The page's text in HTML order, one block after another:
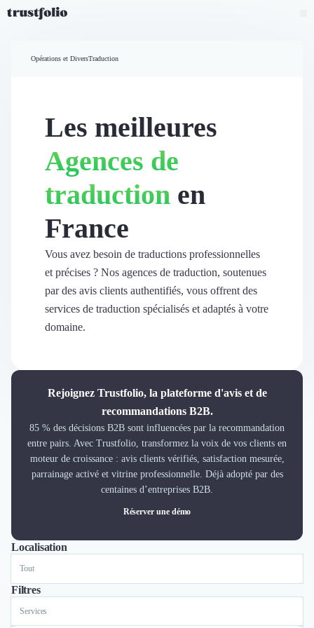
Widgets d'avis
Partage d’avis multicanal
Vidéo de témoignage
Révéler le réseau
Vitrine & média
Suivi du ROI
Voir tous nos avis clients
Découvrir le média
Cabinet de Recrutement
Intérim
Formation
Gestion paie
Qualité de Vie au Travail (QVT)
Portage Salarial
Responsabilité Sociétale des Entreprises (RSE)
Marketplace de freelance
Coaching
Accueil
Opérations et DiversTraduction
Les meilleures
Agences de
traduction en
France
Vous avez besoin de traductions professionnelles
et précises ? Nos agences de traduction, soutenues
par des avis clients authentifiés, vous offrent des
services de traduction spécialisés et adaptés à votre
domaine.
Rejoignez Trustfolio, la plateforme d'avis et de
recommandations B2B.
85 % des décisions B2B sont influencées par la recommandation
entre pairs. Avec Trustfolio, transformez la voix de vos clients en
moteur de croissance : avis clients vérifiés, satisfaction mesurée,
parrainage activé et vitrine professionnelle. Déjà adopté par des
centaines d’entreprises B2B.
Réserver une démo
Localisation
ToutLyonParis
Filtres
Services